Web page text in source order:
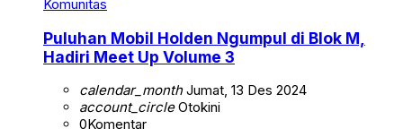
Komunitas
Puluhan Mobil Holden Ngumpul di Blok M,
Hadiri Meet Up Volume 3
calendar_monthJumat, 13 Des 2024
account_circleOtokini
0Komentar